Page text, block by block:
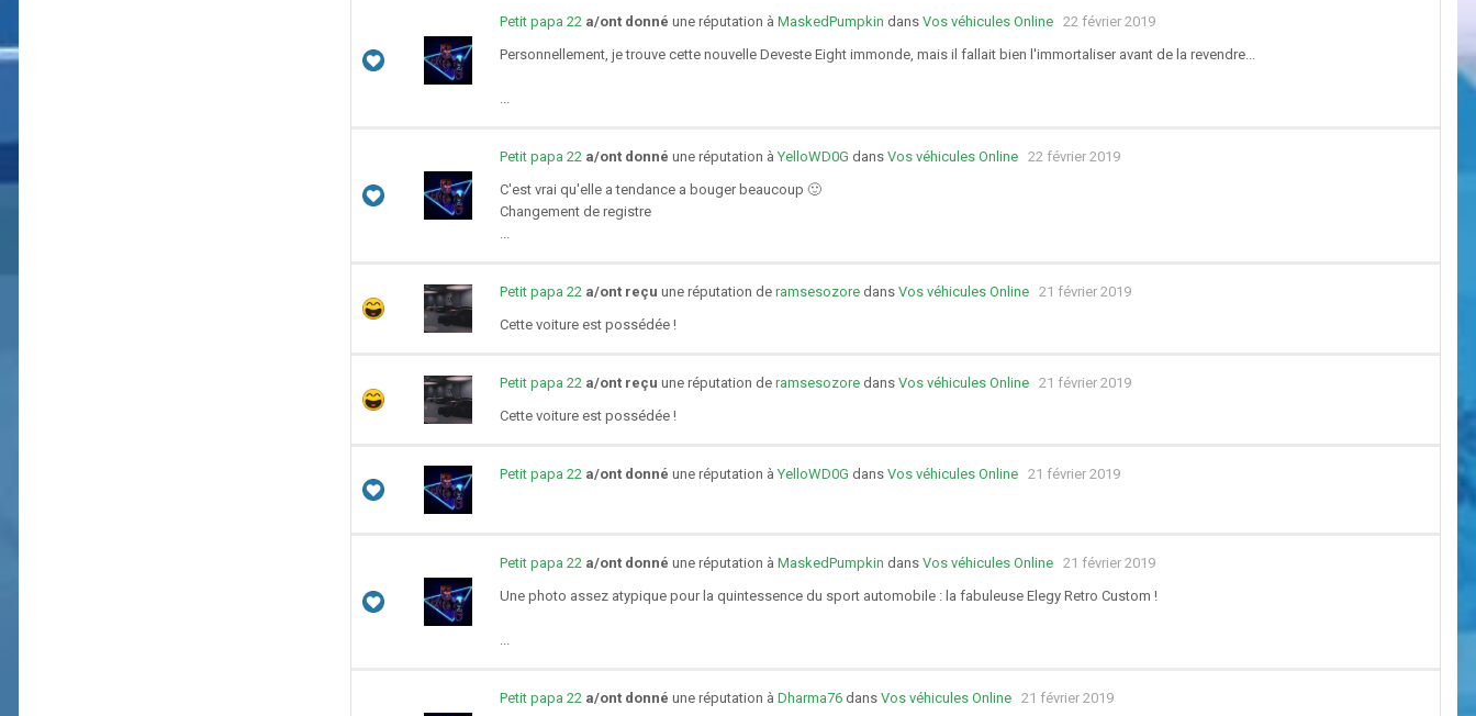
Petit papa 22 a/ont donné une réputation à MaskedPumpkin dans Vos véhicules Online 22 février 2019
Personnellement, je trouve cette nouvelle Deveste Eight immonde, mais il fallait bien l'immortaliser avant de la revendre...
Petit papa 22 a/ont donné une réputation à YelloWD0G dans Vos véhicules Online 22 février 2019
C'est vrai qu'elle a tendance a bouger beaucoup 🙂
Changement de registre
Petit papa 22 a/ont reçu une réputation de ramsesozore dans Vos véhicules Online 21 février 2019
Cette voiture est possédée !
Petit papa 22 a/ont reçu une réputation de ramsesozore dans Vos véhicules Online 21 février 2019
Cette voiture est possédée !
Petit papa 22 a/ont donné une réputation à YelloWD0G dans Vos véhicules Online 21 février 2019
Petit papa 22 a/ont donné une réputation à MaskedPumpkin dans Vos véhicules Online 21 février 2019
Une photo assez atypique pour la quintessence du sport automobile : la fabuleuse Elegy Retro Custom !
Petit papa 22 a/ont donné une réputation à Dharma76 dans Vos véhicules Online 21 février 2019